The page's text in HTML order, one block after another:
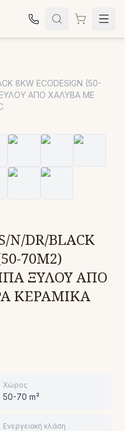
8KW ECODESIGN (50-
ΑΠΟ ΧΑΛΥΒΑ ΜΕ
N/DR/BLACK
70M2)
ΞΥΛΟΥ ΑΠΟ
ΚΕΡΑΜΙΚΑ
Χώρος
50-70 m²
Ενεργειακή κλάση